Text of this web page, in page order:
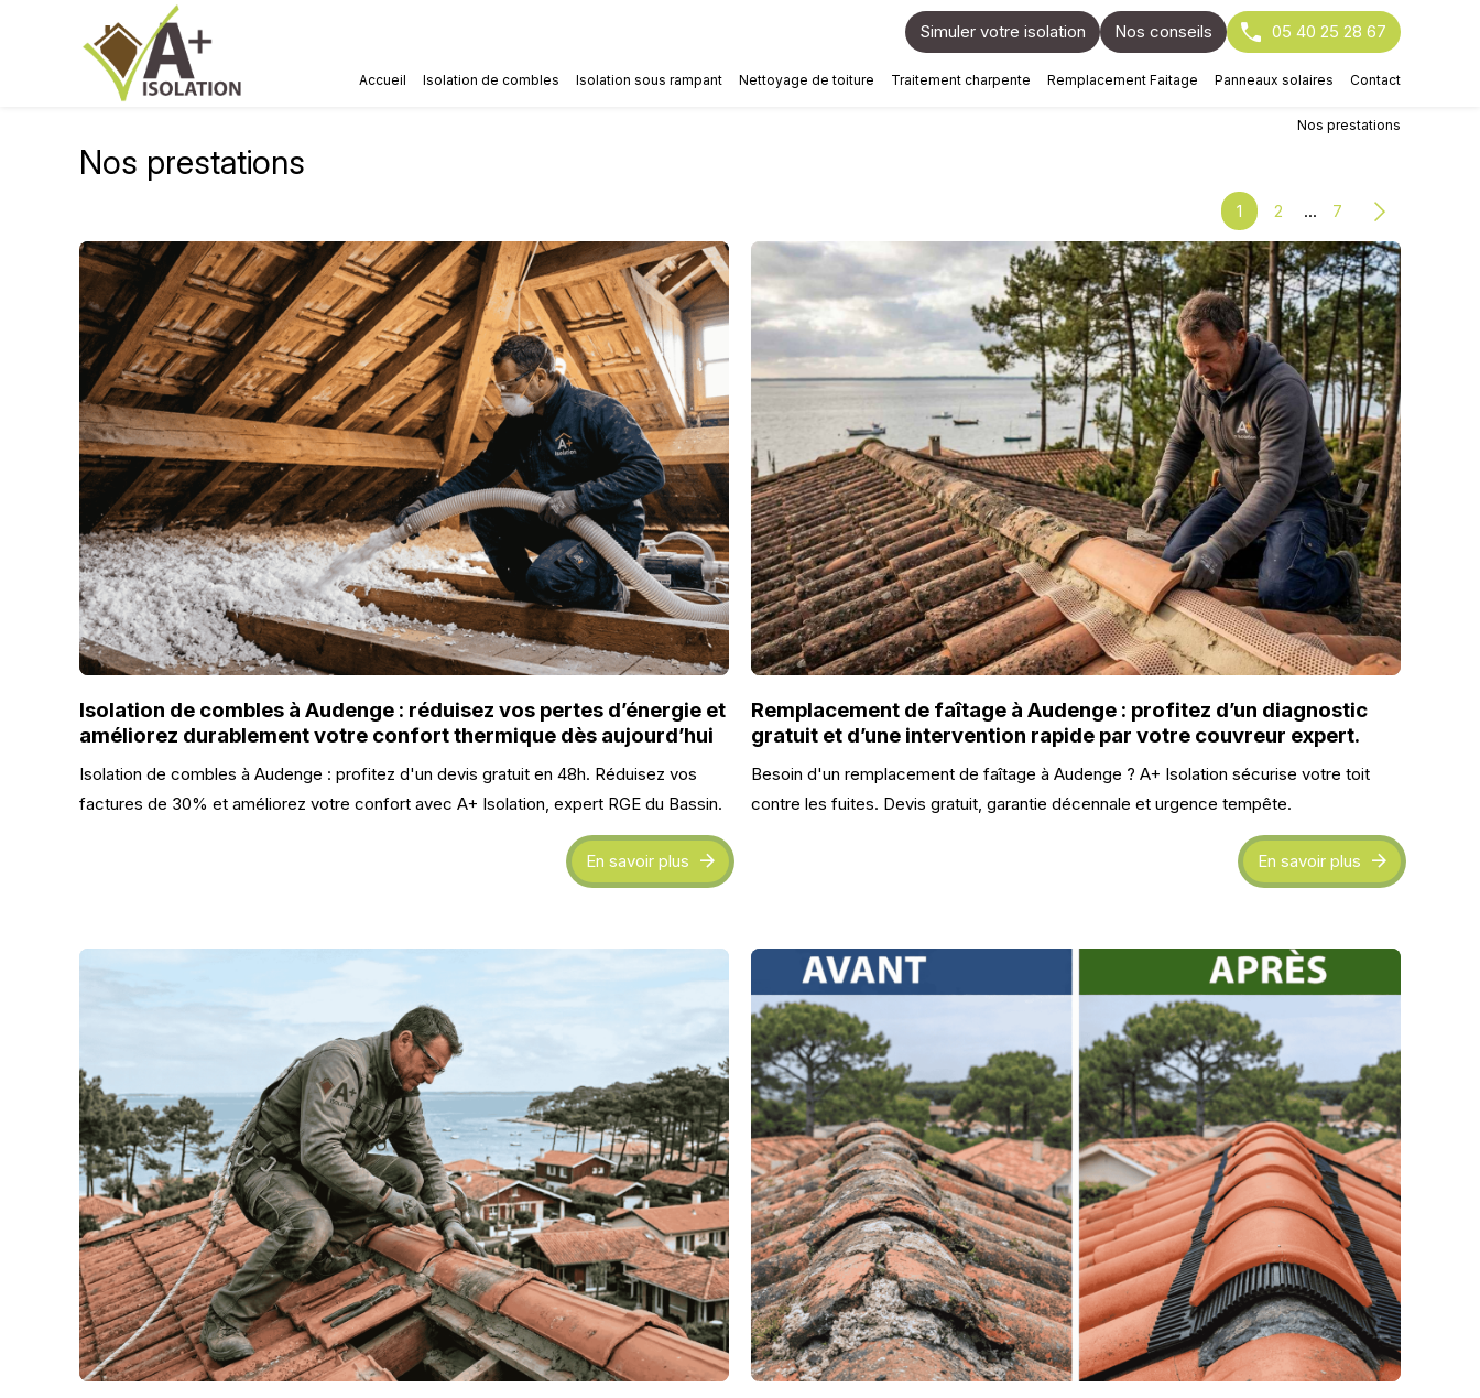
Simuler votre isolation Nos conseils 05 40 25 28 67
Accueil Isolation de combles Isolation sous rampant Nettoyage de toiture Traitement charpente Remplacement Faitage Panneaux solaires Contact
Nos prestations
Nos prestations
1 2 ... 7
Isolation de combles à Audenge : réduisez vos pertes d’énergie et
améliorez durablement votre confort thermique dès aujourd’hui
Isolation de combles à Audenge : profitez d'un devis gratuit en 48h. Réduisez vos
factures de 30% et améliorez votre confort avec A+ Isolation, expert RGE du Bassin.
En savoir plus
Remplacement de faîtage à Audenge : profitez d’un diagnostic
gratuit et d’une intervention rapide par votre couvreur expert.
Besoin d'un remplacement de faîtage à Audenge ? A+ Isolation sécurise votre toit
contre les fuites. Devis gratuit, garantie décennale et urgence tempête.
En savoir plus
Panneau de gestion des cookies